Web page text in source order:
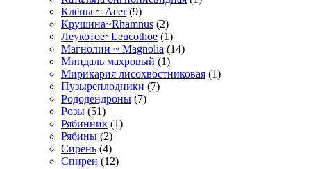
Клёны ~ Acer (9)
Крушина~Rhamnus (2)
Леукотое~Leucothoe (1)
Магнолии ~ Magnolia (14)
Миндаль махровый (1)
Мирикария лисохвостниковая (1)
Пузыреплодники (7)
Рододендроны (7)
Розы (51)
Рябинник (1)
Рябины (2)
Сирень (4)
Спиреи (12)